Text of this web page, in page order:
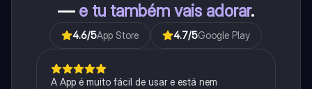
— e tu também vais adorar.
4.6/5App Store 4.7/5Google Play
A App é muito fácil de usar e está nem